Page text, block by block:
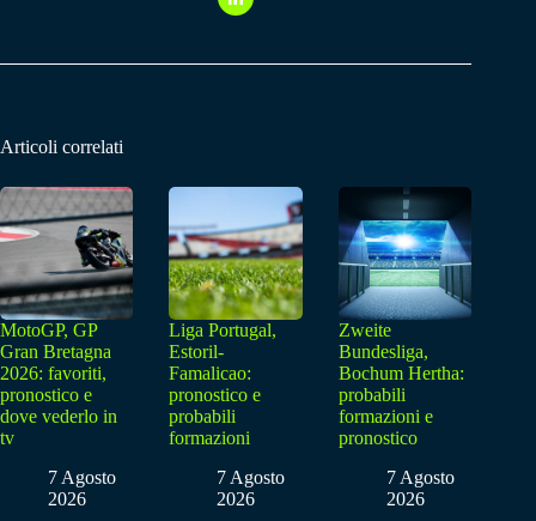
Articoli correlati
MotoGP, GP
Gran Bretagna
2026: favoriti,
pronostico e
dove vederlo in
tv
7 Agosto
2026
Liga Portugal,
Estoril-
Famalicao:
pronostico e
probabili
formazioni
7 Agosto
2026
Zweite
Bundesliga,
Bochum Hertha:
probabili
formazioni e
pronostico
7 Agosto
2026